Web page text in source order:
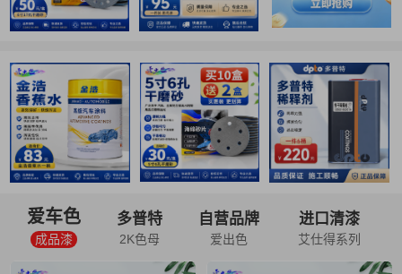
爱车色
成品漆
多普特
2K色母
自营品牌
爱出色
进口清漆
艾仕得系列